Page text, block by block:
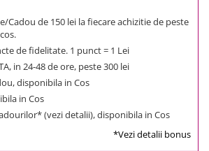
Cadou de 150 lei la fiecare achizitie de peste
de fidelitate. 1 punct = 1 Lei
in 24-48 de ore, peste 300 lei
disponibila in Cos
in Cos
(vezi detalii), disponibila in Cos
*Vezi detalii bonus